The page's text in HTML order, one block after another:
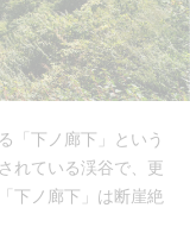
「下ノ廊下」という
れている渓谷で、更
下ノ廊下」は断崖絶